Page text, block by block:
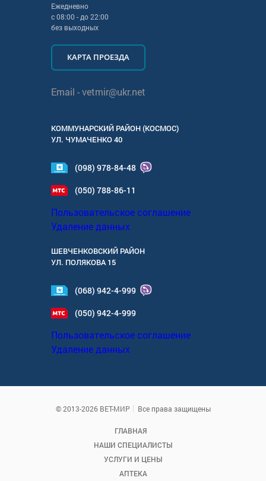
Ежедневно
с08:00 - до22:00
без выходных
КАРТА ПРОЕЗДА
Email -vetmir@ukr.net
КОММУНАРСКИЙ РАЙОН (КОСМОС)
УЛ. ЧУМАЧЕНКО 40
(098) 978-84-48
(050) 788-86-11
Пользовательское соглашение
Удаление данных
ШЕВЧЕНКОВСКИЙ РАЙОН
УЛ. ПОЛЯКОВА 15
(068) 942-4-999
(050) 942-4-999
Пользовательское соглашение
Удаление данных
© 2013-2026 ВЕТ-МИР Все права защищены
ГЛАВНАЯ
НАШИ СПЕЦИАЛИСТЫ
УСЛУГИ И ЦЕНЫ
АПТЕКА